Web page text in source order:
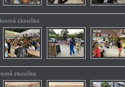
zkouška
zkouška